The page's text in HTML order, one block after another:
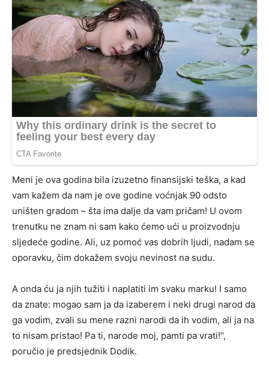
Meni je ova godina bila izuzetno finansijski teška, a kad
vam kažem da nam je ove godine voćnjak 90 odsto
uništen gradom – šta ima dalje da vam pričam! U ovom
trenutku ne znam ni sam kako ćemo ući u proizvodnju
sljedeće godine. Ali, uz pomoć vas dobrih ljudi, nadam se
oporavku, čim dokažem svoju nevinost na sudu.
A onda ću ja njih tužiti i naplatiti im svaku marku! I samo
da znate: mogao sam ja da izaberem i neki drugi narod da
ga vodim, zvali su mene razni narodi da ih vodim, ali ja na
to nisam pristao! Pa ti, narode moj, pamti pa vrati!“,
poručio je predsjednik Dodik.